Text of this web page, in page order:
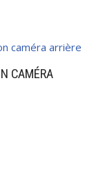
CAMÉRA